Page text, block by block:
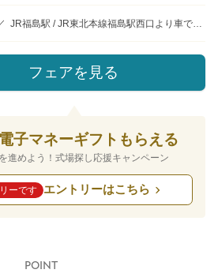
JR福島駅 / JR東北本線福島駅西口より車で3分、東北自動車道福島西ICより車で10分
フェアを見る
電子マネーギフトもらえる
進めよう！式場探し応援キャンペーン
ーです エントリーはこちら
POINT